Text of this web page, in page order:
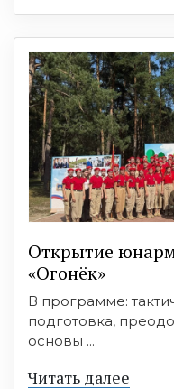
Открытие
«Огонёк»
В программе:
подготовка,
основы ...
Читать далее